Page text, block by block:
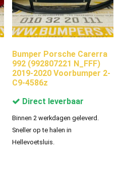
Bumper Porsche Carerra
992 (992807221 N_FFF)
2019-2020 Voorbumper 2-
C9-4586z
Direct leverbaar
Binnen 2 werkdagen geleverd.
Sneller op te halen in
Hellevoetsluis.